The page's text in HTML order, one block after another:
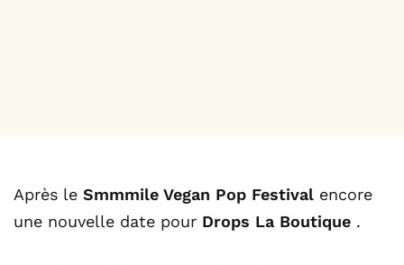
Après le Smmmile Vegan Pop Festival encore
une nouvelle date pour Drops La Boutique .